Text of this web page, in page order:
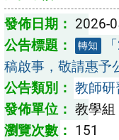
2026-
轉知
稿啟事，敬請惠予
教師研
教學組
151